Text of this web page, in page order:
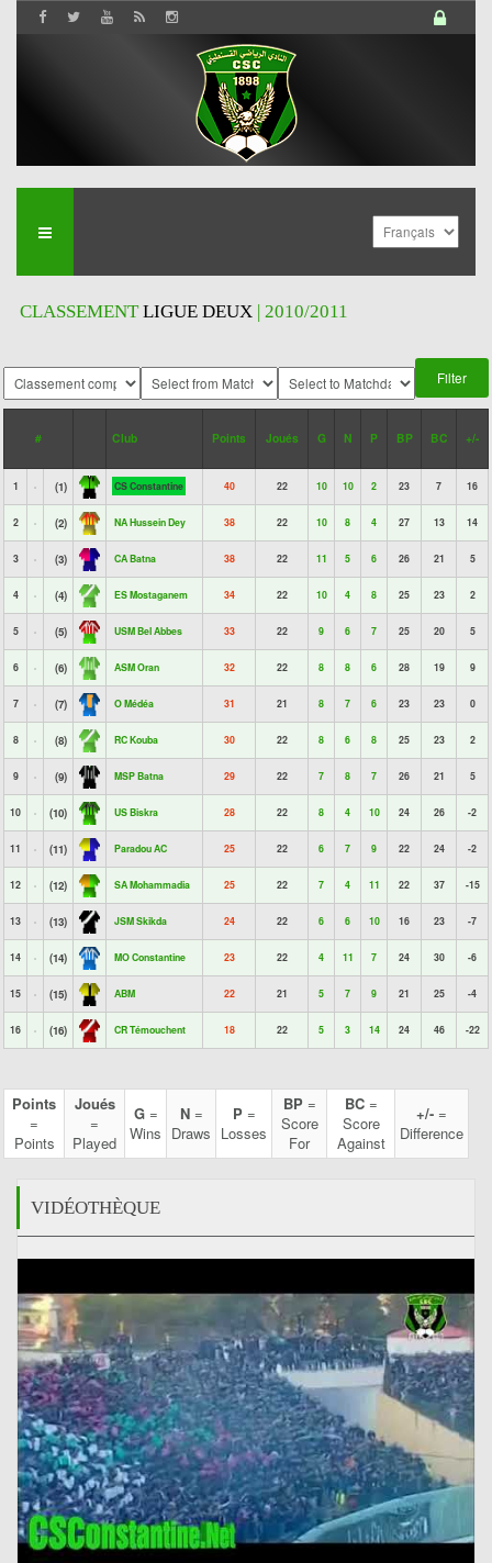
CLASSEMENTLIGUE DEUX | 2010/2011
# Club Points Joués G N P BP BC +/-
1 (1) CS Constantine 40 22 10 10 2 23 7 16
2 (2) NA Hussein Dey 38 22 10 8 4 27 13 14
3 (3) CA Batna 38 22 11 5 6 26 21 5
4 (4) ES Mostaganem 34 22 10 4 8 25 23 2
5 (5) USM Bel Abbes 33 22 9 6 7 25 20 5
6 (6) ASM Oran 32 22 8 8 6 28 19 9
7 (7) O Médéa 31 21 8 7 6 23 23 0
8 (8) RC Kouba 30 22 8 6 8 25 23 2
9 (9) MSP Batna 29 22 7 8 7 26 21 5
10 (10) US Biskra 28 22 8 4 10 24 26 -2
11 (11) Paradou AC 25 22 6 7 9 22 24 -2
12 (12) SA Mohammadia 25 22 7 4 11 22 37 -15
13 (13) JSM Skikda 24 22 6 6 10 16 23 -7
14 (14) MO Constantine 23 22 4 11 7 24 30 -6
15 (15) ABM 22 21 5 7 9 21 25 -4
16 (16) CR Témouchent 18 22 5 3 14 24 46 -22
Points
=
Points
Joués
=
Played
G=
Wins
N=
Draws
P=
Losses
BP=
Score
For
BC=
Score
Against
+/- =
Difference
VIDÉOTHÈQUE